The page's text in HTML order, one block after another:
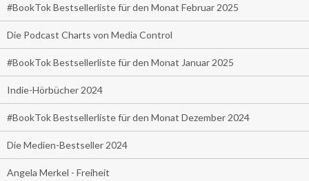
#BookTok Bestsellerliste für den Monat Februar 2025
Die Podcast Charts von Media Control
#BookTok Bestsellerliste für den Monat Januar 2025
Indie-Hörbücher 2024
#BookTok Bestsellerliste für den Monat Dezember 2024
Die Medien-Bestseller 2024
Angela Merkel - Freiheit